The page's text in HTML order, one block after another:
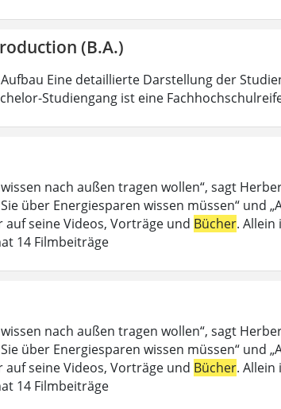
(B.A.)
Eine detaillierte Darstellung der
Studiengang ist eine
nach außen tragen wollen“, sagt
über Energiesparen wissen müssen“ und
seine Videos, Vorträge und Bücher. Allein
14 Filmbeiträge
nach außen tragen wollen“, sagt
über Energiesparen wissen müssen“ und
seine Videos, Vorträge und Bücher. Allein
14 Filmbeiträge